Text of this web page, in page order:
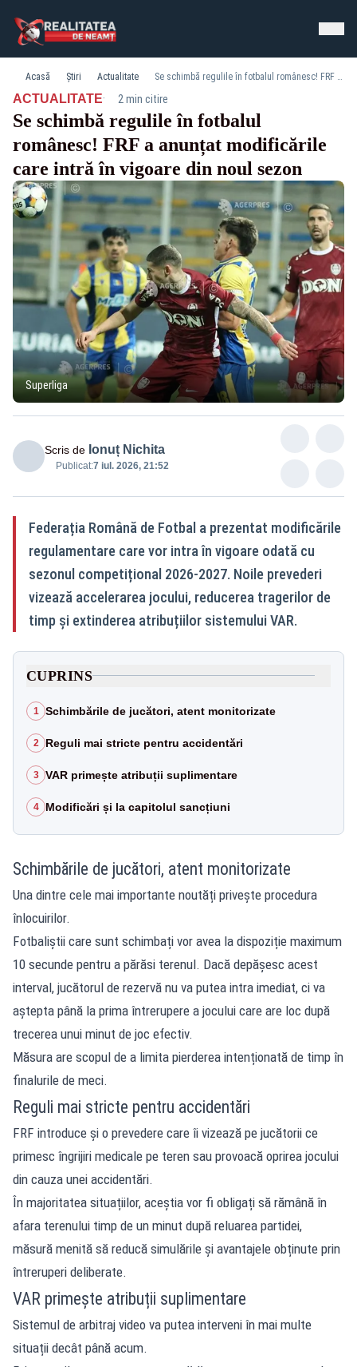
Acasă Știri Actualitate Se schimbă regulile în fotbalul românesc! FRF a anunțat modificările care intră în vigoare din noul sezon
ACTUALITATE· 2 min citire
Se schimbă regulile în fotbalul
românesc! FRF a anunțat modificările
care intră în vigoare din noul sezon
Superliga
Scris de Ionuț Nichita
Publicat:7 iul. 2026, 21:52
Federația Română de Fotbal a prezentat modificările
regulamentare care vor intra în vigoare odată cu
sezonul competițional 2026-2027. Noile prevederi
vizează accelerarea jocului, reducerea tragerilor de
timp și extinderea atribuțiilor sistemului VAR.
CUPRINS
1 Schimbările de jucători, atent monitorizate
2 Reguli mai stricte pentru accidentări
3 VAR primește atribuții suplimentare
4 Modificări și la capitolul sancțiuni
Schimbările de jucători, atent monitorizate
Una dintre cele mai importante noutăți privește procedura
înlocuirilor.
Fotbaliștii care sunt schimbați vor avea la dispoziție maximum
10 secunde pentru a părăsi terenul. Dacă depășesc acest
interval, jucătorul de rezervă nu va putea intra imediat, ci va
aștepta până la prima întrerupere a jocului care are loc după
trecerea unui minut de joc efectiv.
Măsura are scopul de a limita pierderea intenționată de timp în
finalurile de meci.
Reguli mai stricte pentru accidentări
FRF introduce și o prevedere care îi vizează pe jucătorii ce
primesc îngrijiri medicale pe teren sau provoacă oprirea jocului
din cauza unei accidentări.
În majoritatea situațiilor, aceștia vor fi obligați să rămână în
afara terenului timp de un minut după reluarea partidei,
măsură menită să reducă simulările și avantajele obținute prin
întreruperi deliberate.
VAR primește atribuții suplimentare
Sistemul de arbitraj video va putea interveni în mai multe
situații decât până acum.